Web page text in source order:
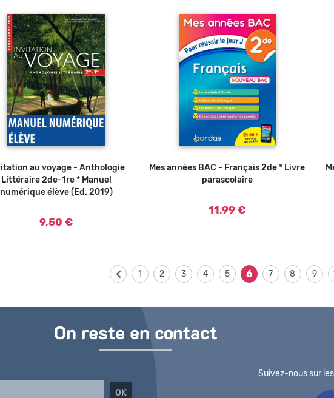
Ajouter au panier
au voyage - Anthologie
Littéraire 2de-1re * Manuel
numérique élève (Ed. 2019)
9,50 €
Ajouter au panier
Mes années BAC - Français 2de * Livre
parascolaire
11,99 €
1 2 3 4 5 6 7 8 9
On reste en contact
Suivez-nous sur